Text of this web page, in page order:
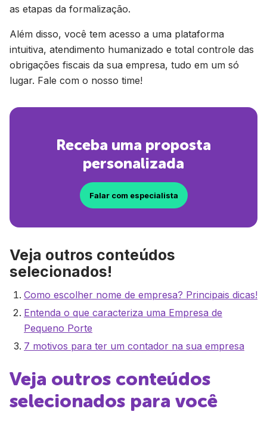
as etapas da formalização.
Além disso, você tem acesso a uma plataforma
intuitiva, atendimento humanizado e total controle das
obrigações fiscais da sua empresa, tudo em um só
lugar. Fale com o nosso time!
Receba uma proposta
personalizada
Falar com especialista
Veja outros conteúdos
selecionados!
Como escolher nome de empresa? Principais dicas!
Entenda o que caracteriza uma Empresa de
Pequeno Porte
7 motivos para ter um contador na sua empresa
Veja outros conteúdos
selecionados para você